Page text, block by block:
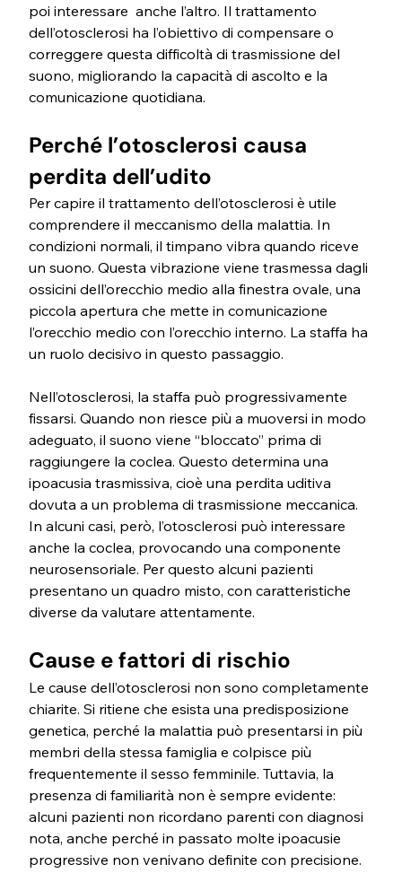
poi interessare  anche l’altro. Il trattamento
dell’otosclerosi ha l’obiettivo di compensare o
correggere questa difficoltà di trasmissione del
suono, migliorando la capacità di ascolto e la
comunicazione quotidiana.
Perché l’otosclerosi causa
perdita dell’udito
Per capire il trattamento dell’otosclerosi è utile
comprendere il meccanismo della malattia. In
condizioni normali, il timpano vibra quando riceve
un suono. Questa vibrazione viene trasmessa dagli
ossicini dell’orecchio medio alla finestra ovale, una
piccola apertura che mette in comunicazione
l’orecchio medio con l’orecchio interno. La staffa ha
un ruolo decisivo in questo passaggio.
Nell’otosclerosi, la staffa può progressivamente
fissarsi. Quando non riesce più a muoversi in modo
adeguato, il suono viene “bloccato” prima di
raggiungere la coclea. Questo determina una
ipoacusia trasmissiva, cioè una perdita uditiva
dovuta a un problema di trasmissione meccanica.
In alcuni casi, però, l’otosclerosi può interessare
anche la coclea, provocando una componente
neurosensoriale. Per questo alcuni pazienti
presentano un quadro misto, con caratteristiche
diverse da valutare attentamente.
Cause e fattori di rischio
Le cause dell’otosclerosi non sono completamente
chiarite. Si ritiene che esista una predisposizione
genetica, perché la malattia può presentarsi in più
membri della stessa famiglia e colpisce più
frequentemente il sesso femminile. Tuttavia, la
presenza di familiarità non è sempre evidente:
alcuni pazienti non ricordano parenti con diagnosi
nota, anche perché in passato molte ipoacusie
progressive non venivano definite con precisione.